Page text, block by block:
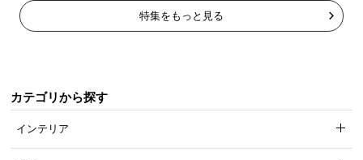
短い辺にもチェアを置ける4本脚タイプなので、来客
用の席をプラスしても窮屈感がありません。
特集をもっと見る
カテゴリから探す
インテリア